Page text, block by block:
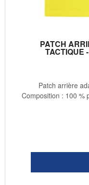
PATCH
TACTIQUE
Patch arrière
Composition : 100 %